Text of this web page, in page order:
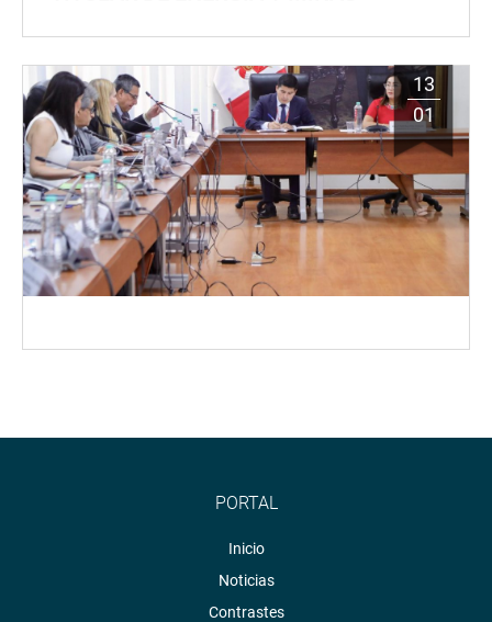
13
01
PORTAL
Inicio
Noticias
Contrastes